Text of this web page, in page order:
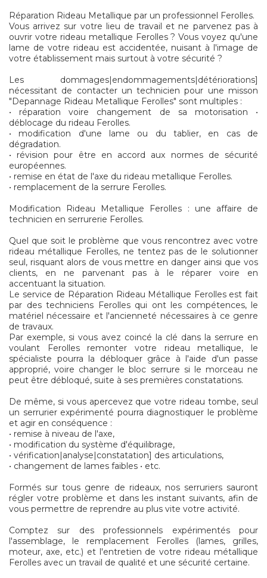
Réparation Rideau Metallique par un professionnel Ferolles.
Vous arrivez sur votre lieu de travail et ne parvenez pas à
ouvrir votre rideau metallique Ferolles ? Vous voyez qu'une
lame de votre rideau est accidentée, nuisant à l'image de
votre établissement mais surtout à votre sécurité ?
Les dommages|endommagements|détériorations]
nécessitant de contacter un technicien pour une misson
"Depannage Rideau Metallique Ferolles" sont multiples :
• réparation voire changement de sa motorisation •
déblocage du rideau Ferolles.
• modification d'une lame ou du tablier, en cas de
dégradation.
• révision pour être en accord aux normes de sécurité
européennes.
• remise en état de l'axe du rideau metallique Ferolles.
• remplacement de la serrure Ferolles.
Modification Rideau Metallique Ferolles : une affaire de
technicien en serrurerie Ferolles.
Quel que soit le problème que vous rencontrez avec votre
rideau métallique Ferolles, ne tentez pas de le solutionner
seul, risquant alors de vous mettre en danger ainsi que vos
clients, en ne parvenant pas à le réparer voire en
accentuant la situation.
Le service de Réparation Rideau Métallique Ferolles est fait
par des techniciens Ferolles qui ont les compétences, le
matériel nécessaire et l'ancienneté nécessaires à ce genre
de travaux.
Par exemple, si vous avez coincé la clé dans la serrure en
voulant Ferolles remonter votre rideau metallique, le
spécialiste pourra la débloquer grâce à l'aide d'un passe
approprié, voire changer le bloc serrure si le morceau ne
peut être débloqué, suite à ses premières constatations.
De même, si vous apercevez que votre rideau tombe, seul
un serrurier expérimenté pourra diagnostiquer le problème
et agir en conséquence :
• remise à niveau de l'axe,
• modification du système d'équilibrage,
• vérification|analyse|constatation] des articulations,
• changement de lames faibles • etc.
Formés sur tous genre de rideaux, nos serruriers sauront
régler votre problème et dans les instant suivants, afin de
vous permettre de reprendre au plus vite votre activité.
Comptez sur des professionnels expérimentés pour
l'assemblage, le remplacement Ferolles (lames, grilles,
moteur, axe, etc.) et l'entretien de votre rideau métallique
Ferolles avec un travail de qualité et une sécurité certaine.